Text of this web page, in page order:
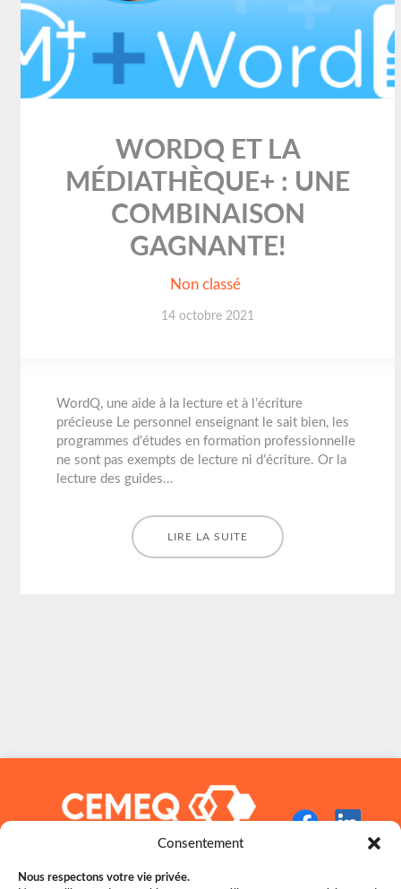
Consentement
Nous respectons votre vie privée.
WORDQ ET LA
MÉDIATHÈQUE+ : UNE
COMBINAISON
GAGNANTE!
Non classé
14 octobre 2021
WordQ, une aide à la lecture et à l’écriture
précieuse Le personnel enseignant le sait bien, les
programmes d’études en formation professionnelle
ne sont pas exempts de lecture ni d’écriture. Or la
lecture des guides…
LIRE LA SUITE